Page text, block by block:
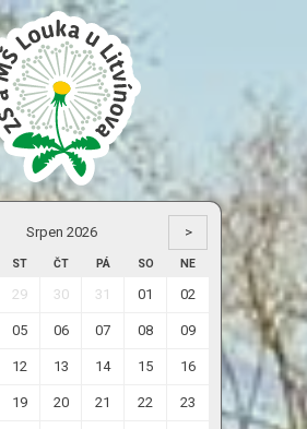
Srpen 2026 >
ST ČT PÁ SO NE
29 30 31 01 02
05 06 07 08 09
12 13 14 15 16
19 20 21 22 23